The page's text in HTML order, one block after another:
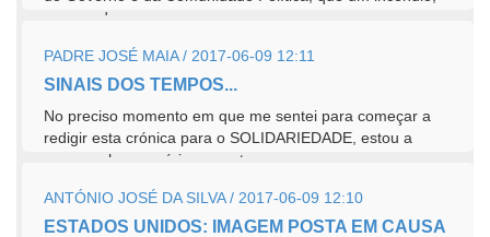
como o de...
PADRE JOSÉ MAIA / 2017-06-09 12:11
SINAIS DOS TEMPOS...
No preciso momento em que me sentei para começar a
redigir esta crónica para o SOLIDARIEDADE, estou a
acompanhar as várias reportagens que,...
ANTÓNIO JOSÉ DA SILVA / 2017-06-09 12:10
ESTADOS UNIDOS: IMAGEM POSTA EM CAUSA